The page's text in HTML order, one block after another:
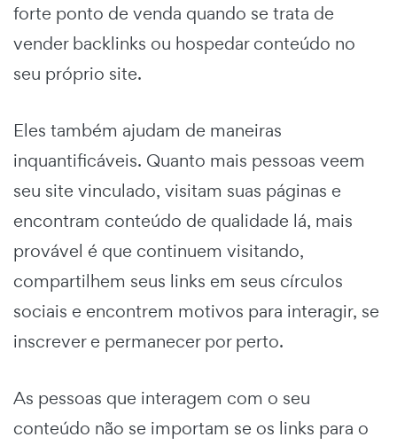
forte ponto de venda quando se trata de
vender backlinks ou hospedar conteúdo no
seu próprio site.
Eles também ajudam de maneiras
inquantificáveis. Quanto mais pessoas veem
seu site vinculado, visitam suas páginas e
encontram conteúdo de qualidade lá, mais
provável é que continuem visitando,
compartilhem seus links em seus círculos
sociais e encontrem motivos para interagir, se
inscrever e permanecer por perto.
As pessoas que interagem com o seu
conteúdo não se importam se os links para o